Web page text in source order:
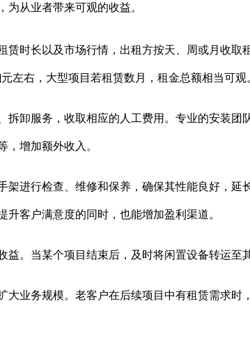
为从业者带来可观的收益。
时长以及市场行情，出租方按天、周或月收
左右，大型项目若租赁数月，租金总额相当可观
卸服务，收取相应的人工费用。专业的安装
增加额外收入。
进行检查、维修和保养，确保其性能良好，
客户满意度的同时，也能增加盈利渠道。
。当某个项目结束后，及时将闲置设备转运
业务规模。老客户在后续项目中有租赁需求